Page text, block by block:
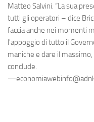
Matteo Salvini. “La sua
tutti gli operatori – dice
faccia anche nei momenti
l'appoggio di tutto il
maniche e dare il
conclude.